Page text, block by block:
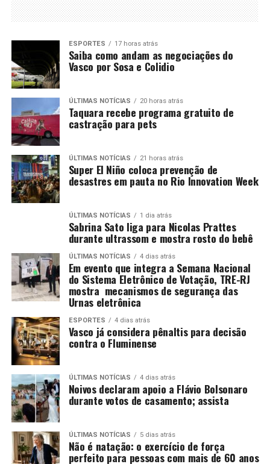
ESPORTES 17 horas atrás
Saiba como andam as negociações do
Vasco por Sosa e Colidio
ÚLTIMAS NOTÍCIAS 20 horas atrás
Taquara recebe programa gratuito de
castração para pets
ÚLTIMAS NOTÍCIAS 21 horas atrás
Super El Niño coloca prevenção de
desastres em pauta no Rio Innovation Week
ÚLTIMAS NOTÍCIAS 1 dia atrás
Sabrina Sato liga para Nicolas Prattes
durante ultrassom e mostra rosto do bebê
ÚLTIMAS NOTÍCIAS 4 dias atrás
Em evento que integra a Semana Nacional
do Sistema Eletrônico de Votação, TRE-RJ
mostra mecanismos de segurança das
Urnas eletrônica
ESPORTES 4 dias atrás
Vasco já considera pênaltis para decisão
contra o Fluminense
ÚLTIMAS NOTÍCIAS 4 dias atrás
Noivos declaram apoio a Flávio Bolsonaro
durante votos de casamento; assista
ÚLTIMAS NOTÍCIAS 5 dias atrás
Não é natação: o exercício de força
perfeito para pessoas com mais de 60 anos